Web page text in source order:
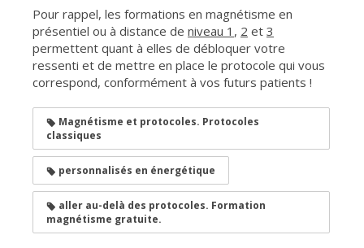
Pour rappel, les formations en magnétisme en
présentiel ou à distance de niveau 1 , 2 et 3
permettent quant à elles de débloquer votre
ressenti et de mettre en place le protocole qui vous
correspond, conformément à vos futurs patients !
Magnétisme et protocoles. Protocoles
classiques
personnalisés en énergétique
aller au-delà des protocoles. Formation
magnétisme gratuite.